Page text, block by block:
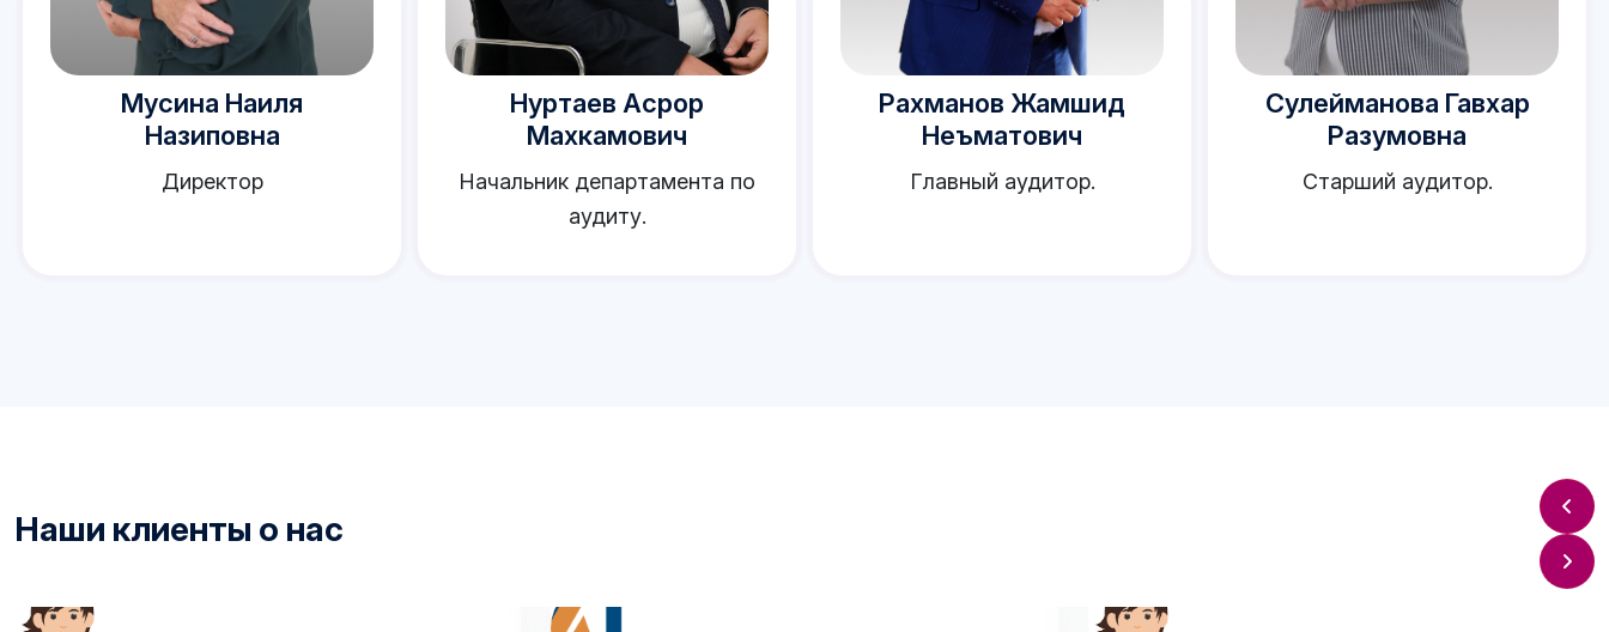
Мусина Наиля
Назиповна
Директор
Нуртаев Асрор
Махкамович
Начальник департамента по
аудиту.
Рахманов Жамшид
Неъматович
Главный аудитор.
Сулейманова Гавхар
Разумовна
Старший аудитор.
Наши клиенты о нас